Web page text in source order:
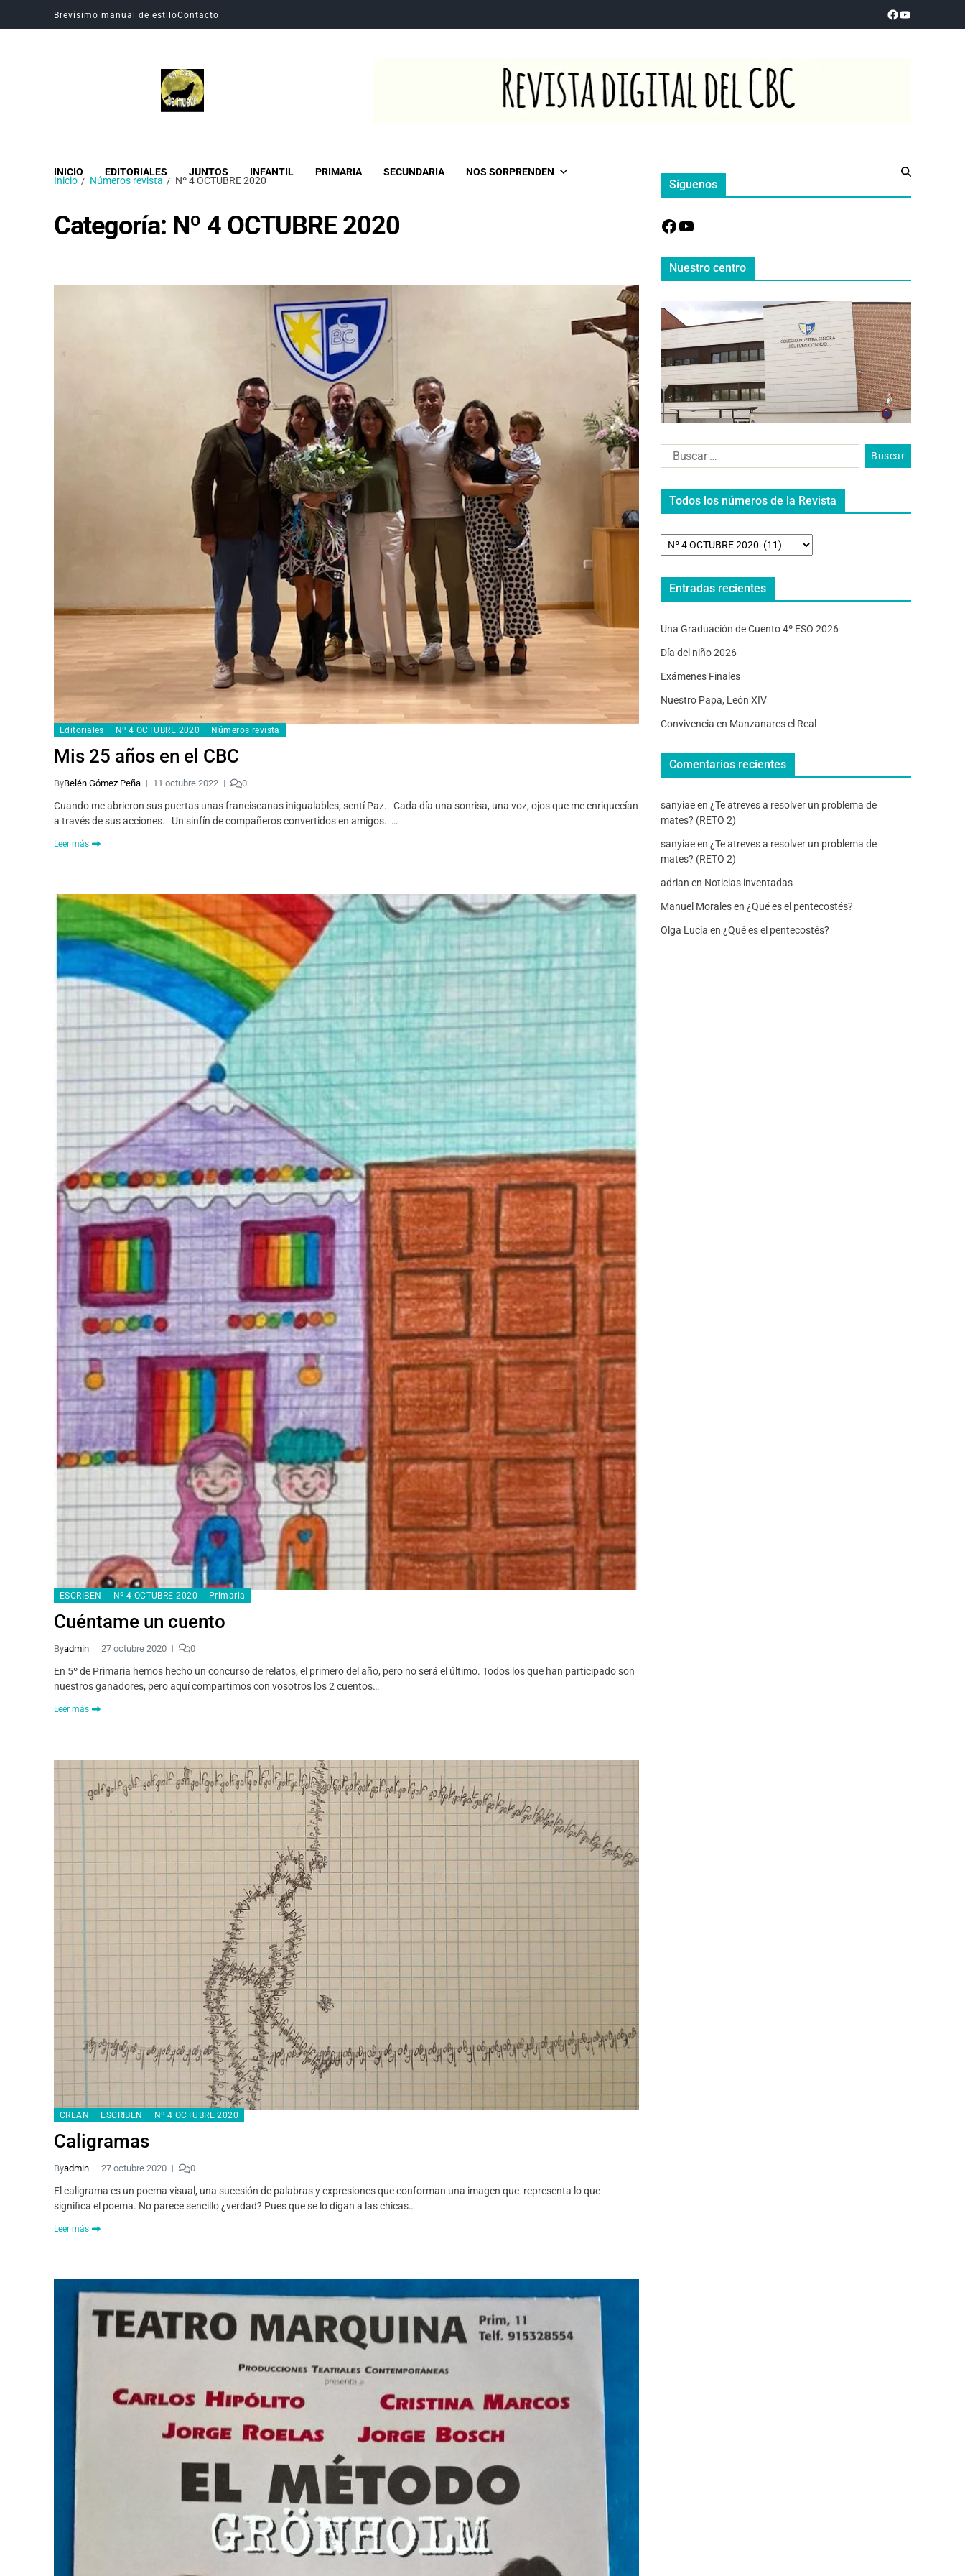
Brevísimo manual de estiloContacto
INICIO EDITORIALES JUNTOS INFANTIL PRIMARIA SECUNDARIA NOS SORPRENDEN
Inicio Números revista Nº 4 OCTUBRE 2020
Categoría: Nº 4 OCTUBRE 2020
Editoriales Nº 4 OCTUBRE 2020 Números revista
Mis 25 años en el CBC
ByBelén Gómez Peña 11 octubre 2022 0
Cuando me abrieron sus puertas unas franciscanas inigualables, sentí Paz. Cada día una sonrisa, una voz, ojos que me enriquecían
a través de sus acciones. Un sinfín de compañeros convertidos en amigos. …
Leer más
ESCRIBEN Nº 4 OCTUBRE 2020 Primaria
Cuéntame un cuento
Byadmin 27 octubre 2020 0
En 5º de Primaria hemos hecho un concurso de relatos, el primero del año, pero no será el último. Todos los que han participado son
nuestros ganadores, pero aquí compartimos con vosotros los 2 cuentos…
Leer más
CREAN ESCRIBEN Nº 4 OCTUBRE 2020
Caligramas
Byadmin 27 octubre 2020 0
El caligrama es un poema visual, una sucesión de palabras y expresiones que conforman una imagen que representa lo que
significa el poema. No parece sencillo ¿verdad? Pues que se lo digan a las chicas…
Leer más
Síguenos
Nuestro centro
Todos los números de la Revista
Entradas recientes
Una Graduación de Cuento 4º ESO 2026
Día del niño 2026
Exámenes Finales
Nuestro Papa, León XIV
Convivencia en Manzanares el Real
Comentarios recientes
sanyiaeen ¿Te atreves a resolver un problema de
mates? (RETO 2)
sanyiaeen ¿Te atreves a resolver un problema de
mates? (RETO 2)
adrian en Noticias inventadas
Manuel Moralesen ¿Qué es el pentecostés?
Olga Lucía en ¿Qué es el pentecostés?